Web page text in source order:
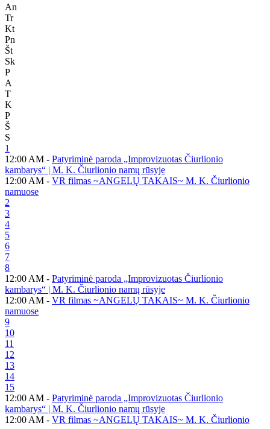
An
Tr
Kt
Pn
Št
Sk
P
A
T
K
P
Š
S
1
12:00 AM - Patyriminė paroda „Improvizuotas Čiurlionio
kambarys“ | M. K. Čiurlionio namų rūsyje
12:00 AM - VR filmas ~ANGELŲ TAKAIS~ M. K. Čiurlionio
namuose
2
3
4
5
6
7
8
12:00 AM - Patyriminė paroda „Improvizuotas Čiurlionio
kambarys“ | M. K. Čiurlionio namų rūsyje
12:00 AM - VR filmas ~ANGELŲ TAKAIS~ M. K. Čiurlionio
namuose
9
10
11
12
13
14
15
12:00 AM - Patyriminė paroda „Improvizuotas Čiurlionio
kambarys“ | M. K. Čiurlionio namų rūsyje
12:00 AM - VR filmas ~ANGELŲ TAKAIS~ M. K. Čiurlionio